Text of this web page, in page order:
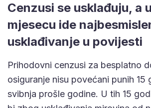
Cenzusi se usklađuju, a
mjesecu ide
usklađivanje u povijesti
Prihodovni cenzusi za besplatno
osiguranje nisu povećani punih 15
svibnja prošle godine. U tih 15